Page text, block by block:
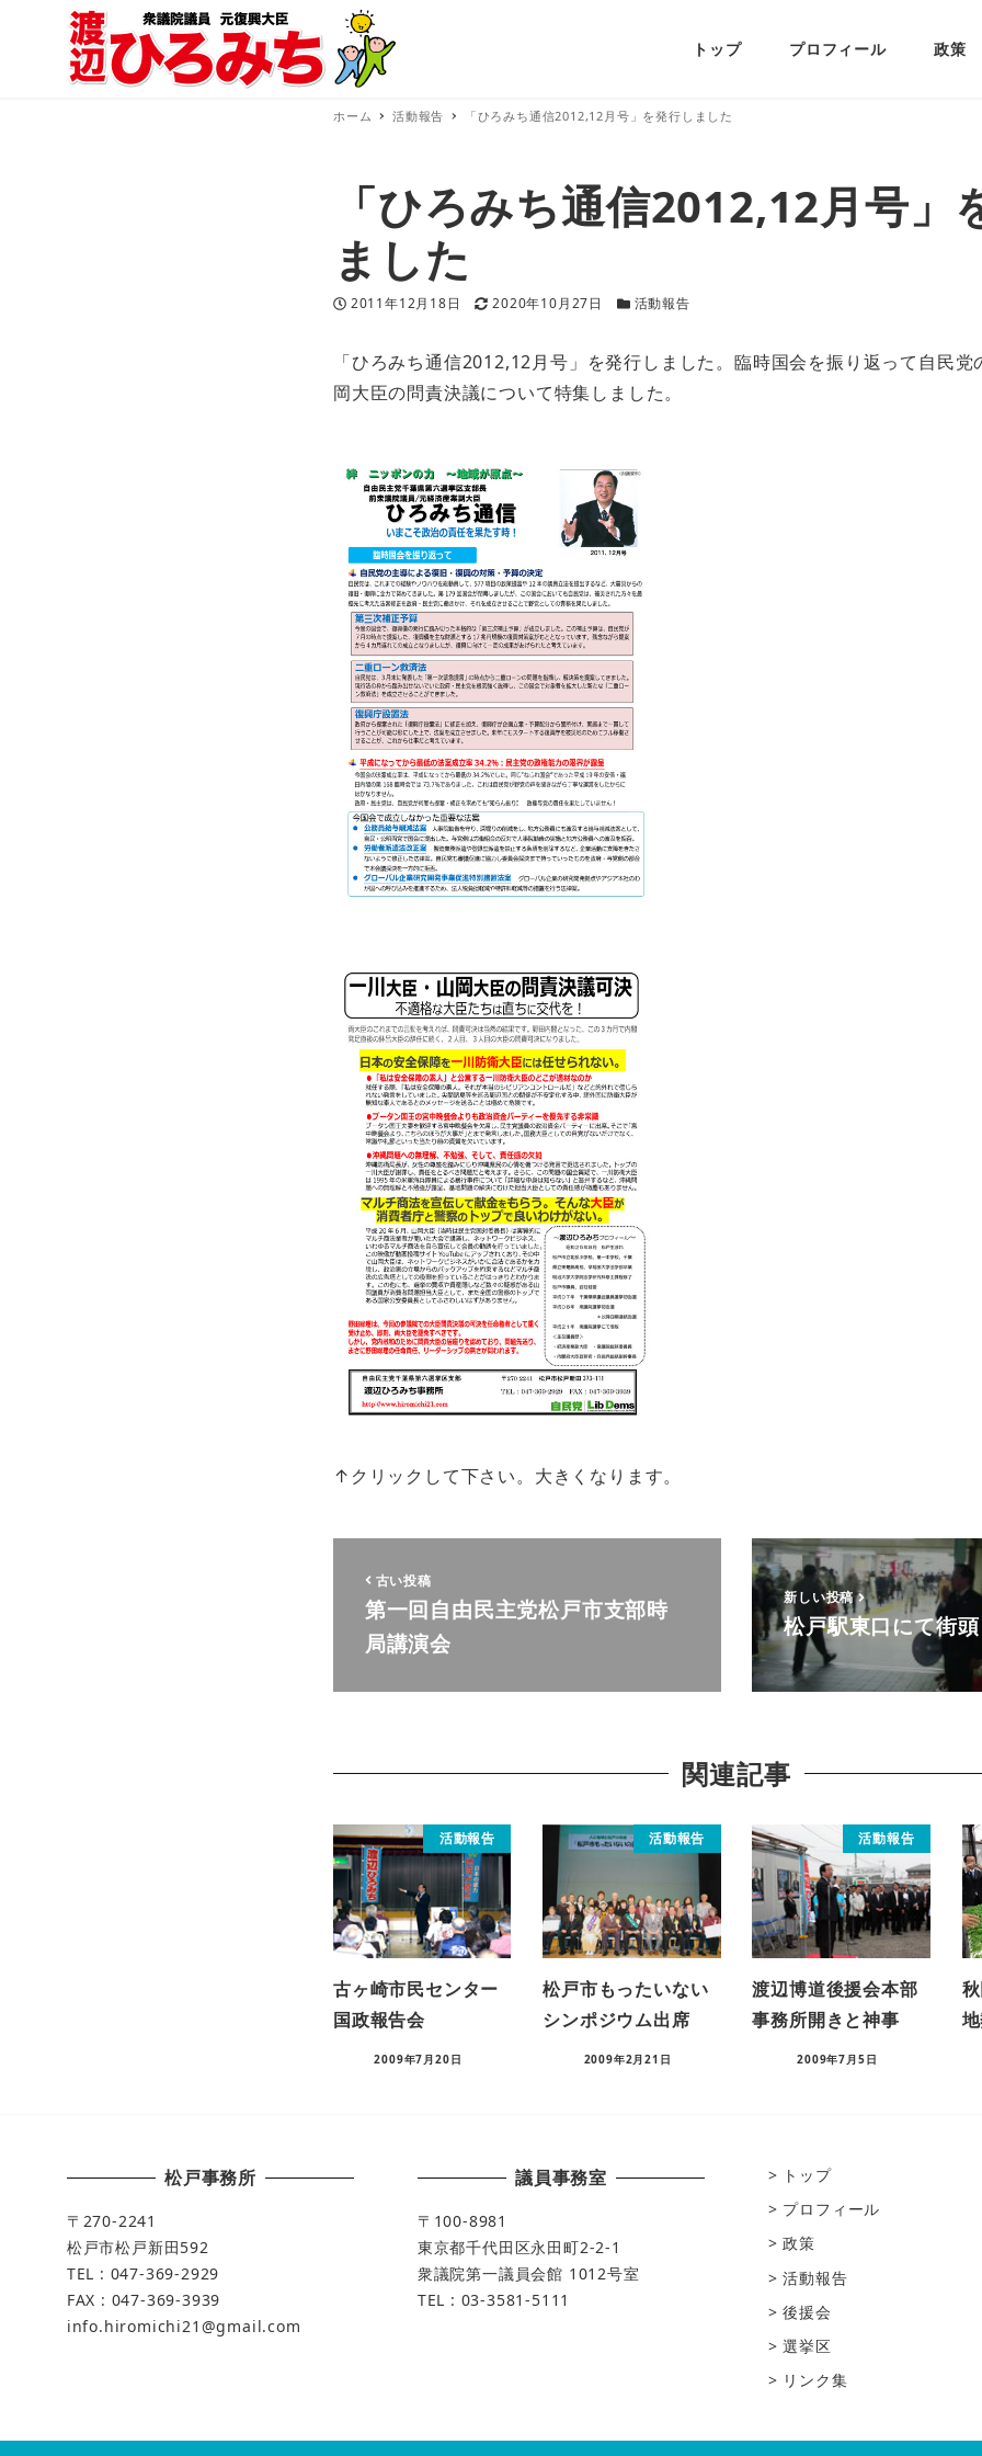
トップ プロフィール 政策
ホーム 活動報告 「ひろみち通信2012,12月号」を発行しました
「ひろみち通信2012,12月号」
ました
投稿日
2011年12月18日 更新日
2020年10月27日 カテゴリー
活動報告
「ひろみち通信2012,12月号」を発行しました。臨時国会を振り返って自民
岡大臣の問責決議について特集しました。
↑クリックして下さい。大きくなります。
古い投稿
第一回自由民主党松戸市支部時
局講演会
新しい投稿
松戸駅東口にて街頭
関連記事
活動報告
古ヶ崎市民センター
国政報告会
2009年7月20日
活動報告
松戸市もったいない
シンポジウム出席
2009年2月21日
活動報告
渡辺博道後援会本部
事務所開きと神事
2009年7月5日
松戸事務所
〒270-2241
松戸市松戸新田592
TEL : 047-369-2929
FAX : 047-369-3939
info.hiromichi21@gmail.com
議員事務室
〒100-8981
東京都千代田区永田町2-2-1
衆議院第一議員会館 1012号室
TEL : 03-3581-5111
トップ
プロフィール
政策
活動報告
後援会
選挙区
リンク集